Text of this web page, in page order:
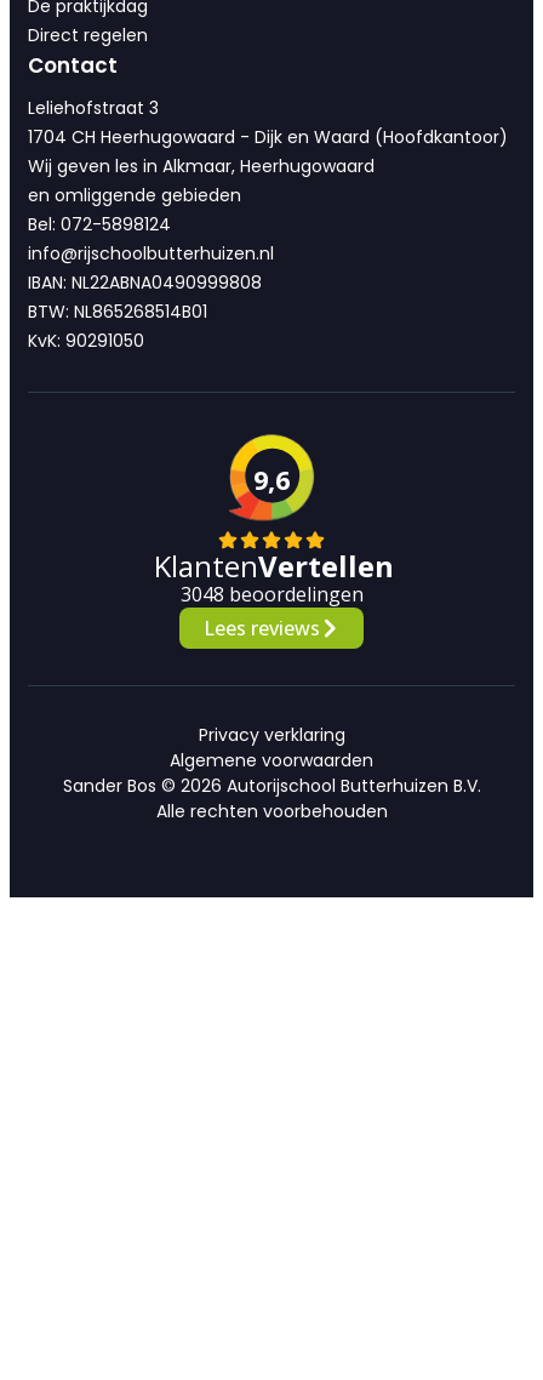
De praktijkdag
Direct regelen
Contact
Leliehofstraat 3
1704 CH Heerhugowaard - Dijk en Waard (Hoofdkantoor)
Wij geven les in Alkmaar, Heerhugowaard
en omliggende gebieden
Bel: 072-5898124
info@rijschoolbutterhuizen.nl
IBAN: NL22ABNA0490999808
BTW: NL865268514B01
KvK: 90291050
9,6
KlantenVertellen
3048 beoordelingen
Lees reviews
Privacy verklaring
Algemene voorwaarden
Sander Bos © 2026 Autorijschool Butterhuizen B.V.
Alle rechten voorbehouden